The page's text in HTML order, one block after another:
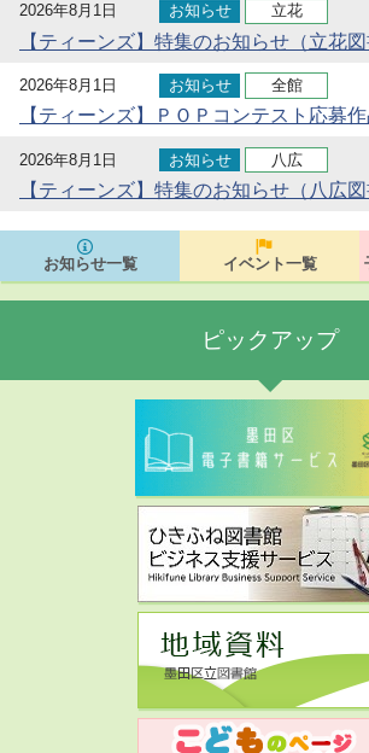
2026年8月1日 お知らせ 立花
【ティーンズ】特集のお知らせ（立花図
2026年8月1日 お知らせ 全館
【ティーンズ】ＰＯＰコンテスト応募
2026年8月1日 お知らせ 八広
【ティーンズ】特集のお知らせ（八広図
お知らせ一覧 イベント一覧
ピックアップ